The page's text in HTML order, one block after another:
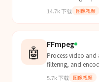
14.7k下载 图像视频
🤖 FFmpeg
Process video
filtering, and
5.7k下载 图像视频